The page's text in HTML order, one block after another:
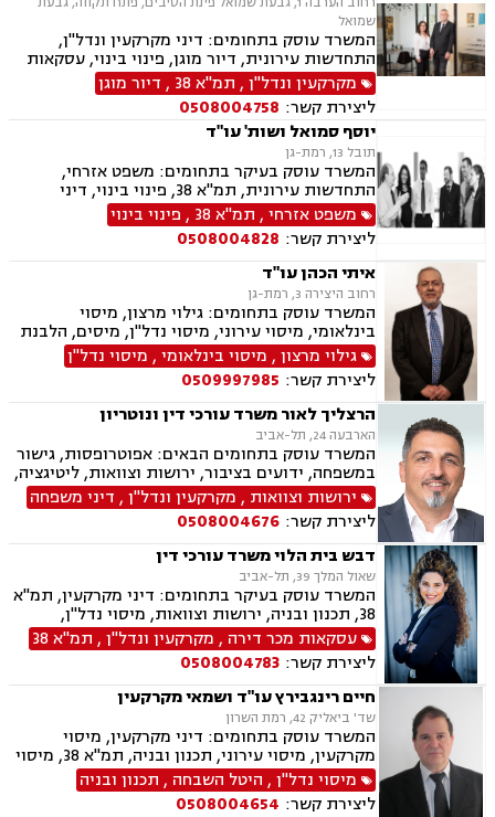
שמואל
המשרד עוסק בתחומים: דיני מקרקעין ונדל"ן,
התחדשות עירונית, דיור מוגן, פינוי בינוי, עסקאות
מכר דירה, פינוי מושכר, מגרשים לבניה, מיסוי
מקרקעין, דיני חוזים, דיני משפחה, ירושות וצוואות,
הסכמי ממון, עסקאות מתנה, ייפוי כוח מתמשך.
מקרקעין ונדל"ן, תמ"א 38 , דיור מוגן
ליצירת קשר: 0508004758
יוסף סמואל ושות' עו"ד
תובל 13, רמת-גן
המשרד עוסק בעיקר בתחומים: משפט אזרחי,
התחדשות עירונית, תמ"א 38, פינוי בינוי, דיני
מקרקעין, מיסים, גילוי מרצון, דיני תאגידים, הפקעת
קרקעות, תכנון ובניה, דיור מוגן, ירושות וצוואות,
חוקתי ומנהלי, ליווי עסקי, ליטיגציה, ליקויי בנייה,
לשון הרע, מיסוי נדל"ן, מיסוי עירוני, מיסוי פלילי,
מסחר בינלאומי, נוטריון, דיני התיישנות, זכויות
יוצרים, נדל"ן, סדר דין אזרחי וראיות, עבירות מס
כלכליות, עסקאות מכר דירה, ערבויות ושטרות, פינוי
מושכר, קבוצות רכישה, רישוי עסקים, עריכת ייפוי
כוח מתמשך
משפט אזרחי , תמ"א 38 , פינוי בינוי
ליצירת קשר: 0508004828
איתי הכהן עו"ד
רחוב היצירה 3, רמת-גן
המשרד עוסק בתחומים: גילוי מרצון, מיסוי
בינלאומי, מיסוי עירוני, מיסוי נדל"ן, מיסים, הלבנת
הון, חוק עידוד השקעת הון, ארנונה, היטל פיתוח,
תביעות יצוגיות, פינוי בינוי, קבוצות רכישה, מיסוי
פלילי ופיצוים מס' רכוש.
גילוי מרצון, מיסוי בינלאומי, מיסוי נדל"ן
ליצירת קשר: 0509997985
הרצליך לאור משרד עורכי דין ונוטריון
הארבעה 24, תל-אביב
המשרד עוסק בתחומים הבאים: אפוטרופסות, גישור
במשפחה, ידועים בציבור, ירושות וצוואות, ליטיגציה,
ליקויי בנייה, מיסוי נדל"ן, עסקאות מכר דירה,
קבוצות רכישה, תכנון ובניה, דיני חוזים ומסחר, דיני
מקרקעין, דיני משפחה, אבהות , גירושין, דיור מוגן,
הורות חד מינית, מגרשים חקלאיים, מזונות,
קבוצות רכישה, הוצאה לפועל.
ירושות וצוואות , מקרקעין ונדל"ן, דיני משפחה
ליצירת קשר: 0508004676
דבש בית הלוי משרד עורכי דין
שאול המלך 39, תל-אביב
המשרד עוסק בעיקר בתחומים: דיני מקרקעין, תמ"א
38, תכנון ובניה, ירושות וצוואות, מיסוי נדל"ן,
עסקאות מכר דירה, פינוי בינוי, קבוצות רכישה,
רשויות מקומיות.
עסקאות מכר דירה , מקרקעין ונדל"ן, תמ"א 38
ליצירת קשר: 0508004783
חיים רינגבירץ עו"ד ושמאי מקרקעין
שד' ביאליק 42, רמת השרון
המשרד עוסק בתחומים: דיני מקרקעין, מיסוי
מקרקעין, מיסוי עירוני, תכנון ובניה, תמ"א 38, מיסוי
נדל"ן, נדל"ן.
מיסוי נדל"ן, היטל השבחה , תכנון ובניה
ליצירת קשר: 0508004654